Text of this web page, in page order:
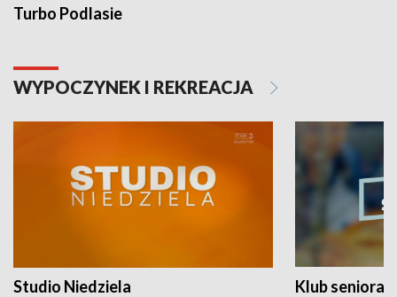
Turbo Podlasie
WYPOCZYNEK I REKREACJA
Studio Niedziela Klub seniora